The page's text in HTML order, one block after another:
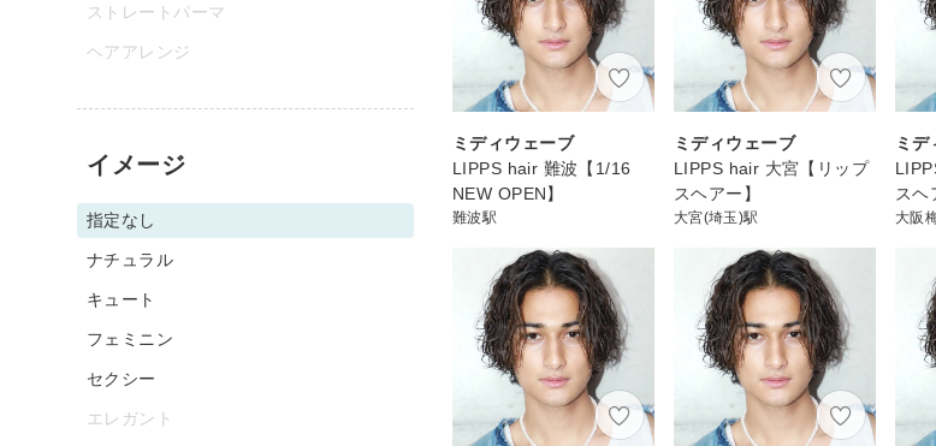
ミディウェーブ
LIPPS hair 難波【1/16
NEW OPEN】
難波駅
ミディウェーブ
LIPPS hair 大宮【リップ
スヘアー】
大宮(埼玉)駅
ミデ
スヘ
大阪
ストレートパーマ
ヘアアレンジ
イメージ
指定なし
ナチュラル
キュート
フェミニン
セクシー
エレガント